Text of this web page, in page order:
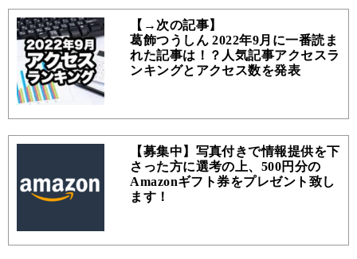
【→次の記事】
葛飾つうしん 2022年9月に一番読ま
れた記事は！？人気記事アクセスラ
ンキングとアクセス数を発表
【募集中】写真付きで情報提供を下
さった方に選考の上、500円分の
Amazonギフト券をプレゼント致し
ます！